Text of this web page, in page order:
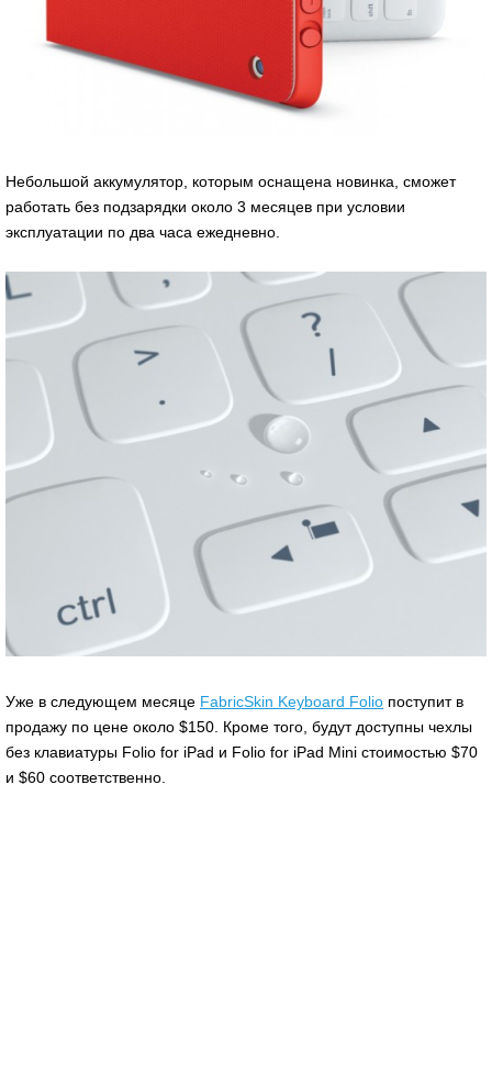
Небольшой аккумулятор, которым оснащена новинка, сможет
работать без подзарядки около 3 месяцев при условии
эксплуатации по два часа ежедневно.
Уже в следующем месяце FabricSkin Keyboard Folio поступит в
продажу по цене около $150. Кроме того, будут доступны чехлы
без клавиатуры Folio for iPad и Folio for iPad Mini стоимостью $70
и $60 соответственно.